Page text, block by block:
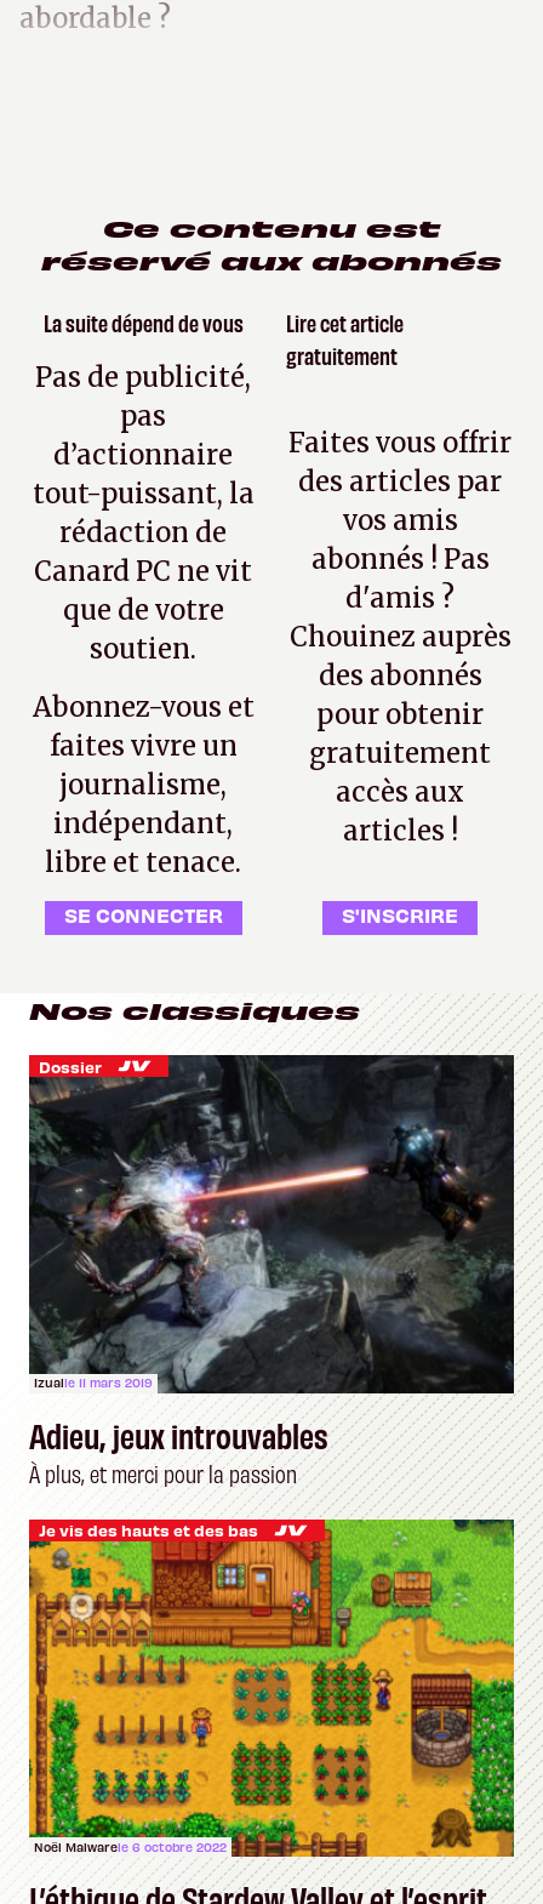
abordable ?
Ce contenu est
réservé aux abonnés
La suite dépend de vous
Pas de publicité,
pas
d’actionnaire
tout-puissant, la
rédaction de
Canard PC ne vit
que de votre
soutien.
Abonnez-vous et
faites vivre un
journalisme,
indépendant,
libre et tenace.
SE CONNECTER
Lire cet article
gratuitement
Faites vous offrir
des articles par
vos amis
abonnés ! Pas
d'amis ?
Chouinez auprès
des abonnés
pour obtenir
gratuitement
accès aux
articles !
S'INSCRIRE
Nos classiques
Dossier
Izualle 11 mars 2019
Adieu, jeux introuvables
À plus, et merci pour la passion
Je vis des hauts et des bas
Noël Malwarele 6 octobre 2022